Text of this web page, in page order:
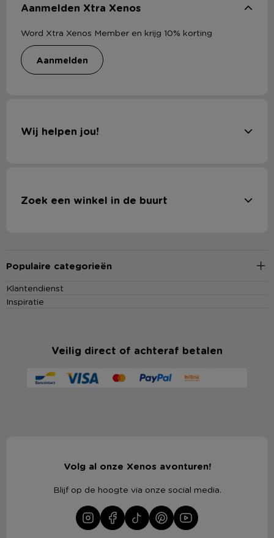
Aanmelden Xtra Xenos
Word Xtra Xenos Member en krijg 10% korting
aanmelden
Wij helpen jou!
Zoek een winkel in de buurt
Populaire categorieën
Klantendienst
Inspiratie
Veilig direct of achteraf betalen
Volg al onze Xenos avonturen!
Blijf op de hoogte via onze social media.